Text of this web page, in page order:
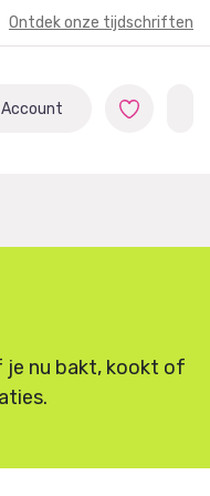
Ontdek onze tijdschriften
Account
je nu bakt, kookt of